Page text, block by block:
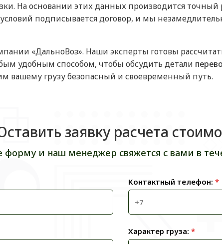
На основании этих данных производится
условий подписывается договор, и мы
«ДальноВоз». Наши эксперты готовы
удобным способом, чтобы обсудить детали
вашему грузу безопасный и своевременный путь.
заявку расчета
форму и наш менеджер свяжется с вами в
Контактный телефон: *
Характер груза: *